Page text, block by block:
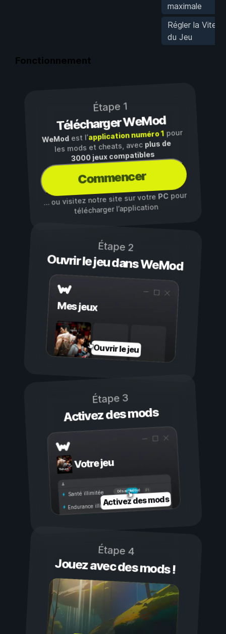
maximale
Régler la
du Jeu
Fonctionnement
Étape 1
Télécharger WeMod
WeModest l’application numéro 1pour
les mods et cheats, avec plus de
3000 jeux compatibles
Commencer
… ou visitez notre site sur votre PCpour
télécharger l’application
Étape 2
Ouvrir le jeu dans WeMod
Mes jeux
Ouvrir le jeu
Étape 3
Activez des mods
Votre jeu
Activé
Désactivé
Santé illimitée
Endurance illimitéeActivez des mods
Étape 4
Jouez avec des mods !